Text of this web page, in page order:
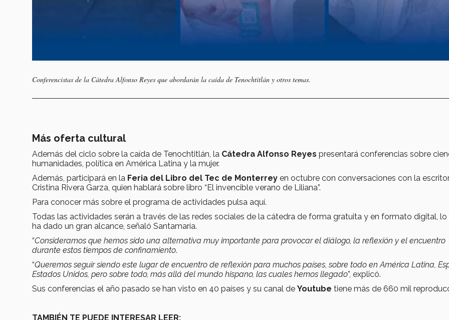
Conferencistas de la Cátedra Alfonso Reyes que abordarán la caída de Tenochtitlán y otros temas.
Más oferta cultural
Además del ciclo sobre la caída de Tenochtitlán, la Cátedra Alfonso Reyes presentará conferencias sobre
humanidades, política en América Latina y la mujer.
Además, participará en la Feria del Libro del Tec de Monterrey en octubre con conversaciones con la
Cristina Rivera Garza, quien hablará sobre libro “El invencible verano de Liliana”.
Para conocer más sobre el programa de actividades pulsa aquí.
Todas las actividades serán a través de las redes sociales de la cátedra de forma gratuita y en formato digital, lo
ha dado un gran alcance, señaló Santamaría.
“Consideramos que hemos sido una alternativa muy importante para provocar el diálogo, la reflexión y el encuentro
durante estos tiempos de confinamiento.
“Queremos seguir siendo este lugar de encuentro de reflexión para muchos países, sobre todo en América Latina,
Estados Unidos, pero sobre todo, más allá del mundo hispano, las cuales hemos llegado”, explicó.
Sus conferencias el año pasado se han visto en 40 países y su canal de Youtube tiene más de 660 mil
TAMBIÉN TE PUEDE INTERESAR LEER: